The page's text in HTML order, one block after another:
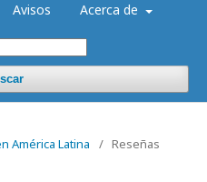
Avisos Acerca de
América Latina
/ Reseñas